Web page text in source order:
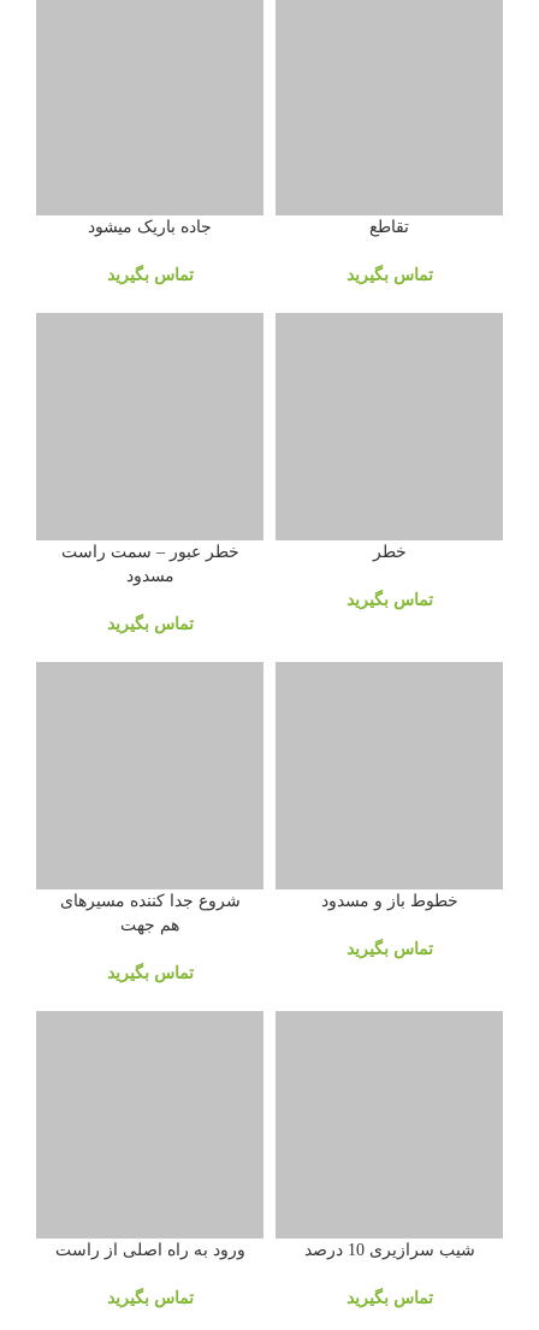
تماس بگیرید جاده باریک میشود
تماس بگیرید
خطر
تماس بگیرید
خطر عبور – سمت راست
مسدود
تماس بگیرید
خطوط باز و مسدود
تماس بگیرید
شروع جدا کننده مسیرهای
هم جهت
تماس بگیرید
شیب سرازیری 10 درصد
تماس بگیرید
ورود به راه اصلی از راست
تماس بگیرید